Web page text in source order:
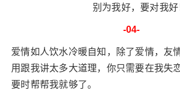
别为我好，要对我好
-04-
爱情如人饮水冷暖自知，除了爱情，友
用跟我讲太多大道理，你只需要在我失
要时帮帮我就够了。